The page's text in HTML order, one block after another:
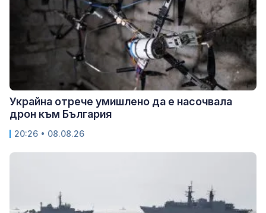
Украйна отрече умишлено да е насочвала
дрон към България
20:26 • 08.08.26